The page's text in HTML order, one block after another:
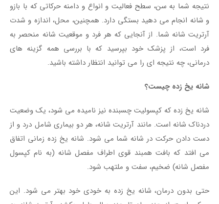
نتیجه شما به سن، سطح فعالیت و انواع و دامنه حرکاتی که با بازو
و شانه انجام می دهید بستگی دارد. همچنین، محل، اندازه و شدت
آرتریت شانه شما. از آنجایی که هر فرد و موقعیت شانه منحصر به
فرد است، از پزشک خود بپرسید که با بررسی همه گزینه های
درمانی، چه نتیجه ای را می توانید انتظار داشته باشید.
شانه یخ زده چیست؟
شانه یخ زده که کپسولیت چسبنده نیز نامیده می شود، یک وضعیت
دردناک شانه است. مانند آرتریت شانه، هر دو بیماری شامل درد و از
دست دادن حرکت در شانه شما می شود. شانه یخ زده زمانی اتفاق
می افتد که بافت همبند قوی اطراف مفصل شانه (به نام کپسول
مفصل شانه) ضخیم، سفت و ملتهب شود.
حتی بدون درمان، شانه یخ زده به خودی خود بهتر می شود. این